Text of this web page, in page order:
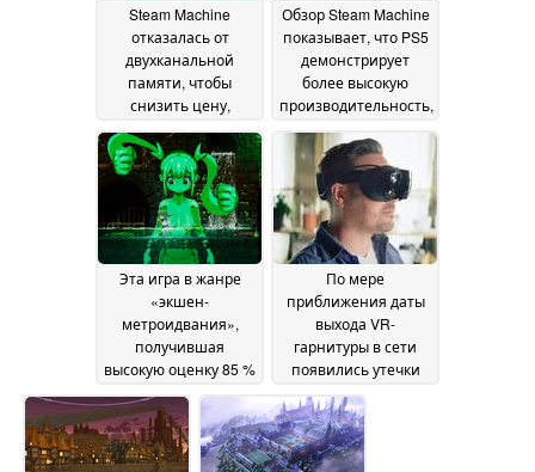
Steam Machine
отказалась от
двухканальной
памяти, чтобы
снизить цену,
характеристики
ограничивают
производительность
23 June 2026
Обзор Steam Machine
показывает, что PS5
демонстрирует
более высокую
производительность,
Valve23 June 2026
Эта игра в жанре
«экшен-
метроидвания»,
получившая
высокую оценку 85 %
продается в Steam со
скидкой 70 %18 June
2026
По мере
приближения даты
выхода VR-
гарнитуры в сети
появились утечки
комплекте Steam
Frame со сменным
аккумулятором